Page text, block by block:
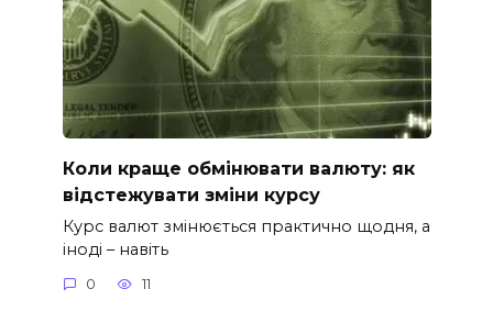
Коли краще обмінювати валюту: як
відстежувати зміни курсу
Курс валют змінюється практично щодня, а
іноді – навіть
0 11